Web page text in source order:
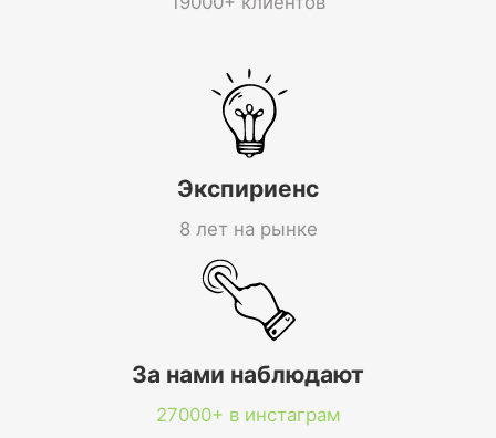
Экспириенс
8 лет на рынке
За нами наблюдают
27000+ в инстаграм